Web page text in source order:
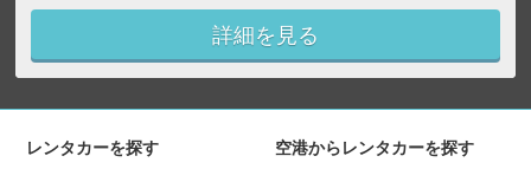
詳細を見る
レンタカーを探す
空港からレンタカーを探す